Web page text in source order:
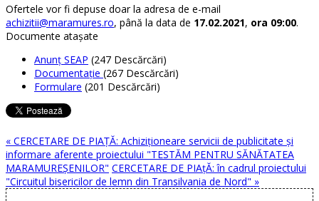
Ofertele vor fi depuse doar la adresa de e-mail
achizitii@maramures.ro, până la data de 17.02.2021, ora 09:00.
Documente ataşate
Anunţ SEAP (247 Descărcări)
Documentaţie (267 Descărcări)
Formulare (201 Descărcări)
« CERCETARE DE PIAŢĂ: Achiziționeare servicii de publicitate și
informare aferente proiectului "TESTĂM PENTRU SĂNĂTATEA
MARAMUREȘENILOR" CERCETARE DE PIAţĂ: în cadrul proiectului
"Circuitul bisericilor de lemn din Transilvania de Nord" »